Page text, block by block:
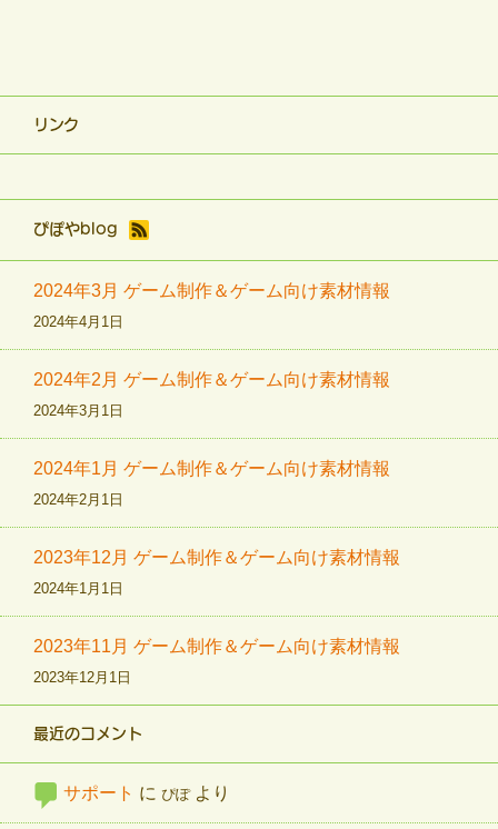
リンク
ぴぽやblog
2024年3月 ゲーム制作＆ゲーム向け素材情報
2024年4月1日
2024年2月 ゲーム制作＆ゲーム向け素材情報
2024年3月1日
2024年1月 ゲーム制作＆ゲーム向け素材情報
2024年2月1日
2023年12月 ゲーム制作＆ゲーム向け素材情報
2024年1月1日
2023年11月 ゲーム制作＆ゲーム向け素材情報
2023年12月1日
最近のコメント
サポート に ぴぽより